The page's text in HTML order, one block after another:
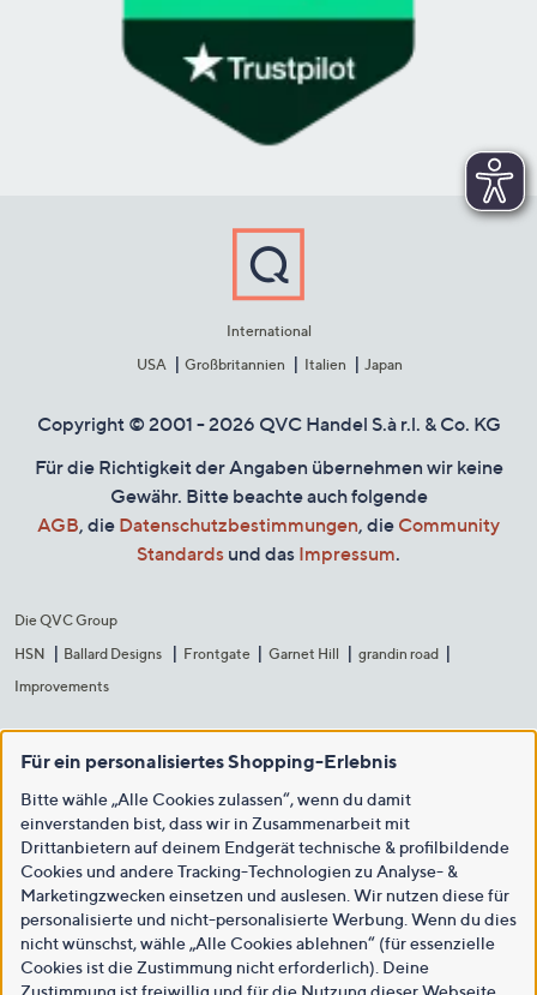
International
USA
Großbritannien Italien Japan
Copyright © 2001 - 2026 QVC Handel S.à r.l. & Co. KG
Für die Richtigkeit der Angaben übernehmen wir keine
Gewähr. Bitte beachte auch folgende
AGB, die Datenschutzbestimmungen, die Community
Standards und das Impressum.
Die QVC Group
HSN
Ballard Designs Frontgate Garnet Hill
grandin road
Improvements
Für ein personalisiertes Shopping-Erlebnis
Bitte wähle „Alle Cookies zulassen“, wenn du damit
einverstanden bist, dass wir in Zusammenarbeit mit
Drittanbietern auf deinem Endgerät technische & profilbildende
Cookies und andere Tracking-Technologien zu Analyse- &
Marketingzwecken einsetzen und auslesen. Wir nutzen diese für
personalisierte und nicht-personalisierte Werbung. Wenn du dies
nicht wünschst, wähle „Alle Cookies ablehnen“ (für essenzielle
Cookies ist die Zustimmung nicht erforderlich). Deine
Zustimmung ist freiwillig und für die Nutzung dieser Webseite